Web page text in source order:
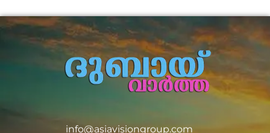
info@asiavisiongroup.com